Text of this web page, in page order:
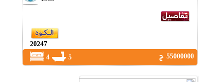
20247
55000000 ج
5